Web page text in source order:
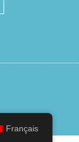
Français